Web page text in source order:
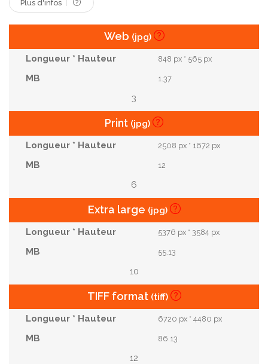
Plus d'infos
Web (jpg)
848 px * 565 px
1.37
3
Print (jpg)
2508 px * 1672 px
12
6
Extra large (jpg)
5376 px * 3584 px
55.13
10
TIFF format (tiff)
6720 px * 4480 px
86.13
12